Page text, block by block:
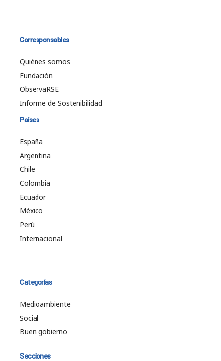
Corresponsables
Quiénes somos
Fundación
ObservaRSE
Informe de Sostenibilidad
Países
España
Argentina
Chile
Colombia
Ecuador
México
Perú
Internacional
Categorías
Medioambiente
Social
Buen gobierno
Secciones